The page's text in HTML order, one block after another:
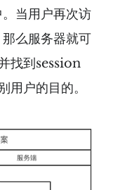
当用户再次访
么服务器就可
找到session
用户的目的。